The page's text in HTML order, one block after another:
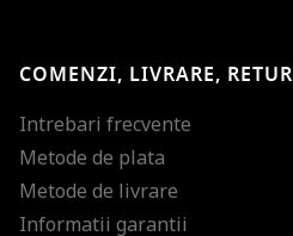
COMENZI, LIVRARE, RETUR
Intrebari frecvente
Metode de plata
Metode de livrare
Informatii garantii